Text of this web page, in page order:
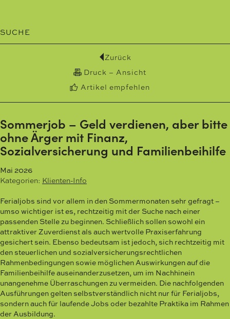
SUCHE
Zurück
Druck – Ansicht
Artikel empfehlen
Sommerjob – Geld verdienen, aber bitte
ohne Ärger mit Finanz,
Sozialversicherung und Familienbeihilfe
Mai 2026
Kategorien: Klienten-Info
Ferialjobs sind vor allem in den Sommermonaten sehr gefragt –
umso wichtiger ist es, rechtzeitig mit der Suche nach einer
passenden Stelle zu beginnen. Schließlich sollen sowohl ein
attraktiver Zuverdienst als auch wertvolle Praxiserfahrung
gesichert sein. Ebenso bedeutsam ist jedoch, sich rechtzeitig mit
den steuerlichen und sozialversicherungsrechtlichen
Rahmenbedingungen sowie möglichen Auswirkungen auf die
Familienbeihilfe auseinanderzusetzen, um im Nachhinein
unangenehme Überraschungen zu vermeiden. Die nachfolgenden
Ausführungen gelten selbstverständlich nicht nur für Ferialjobs,
sondern auch für laufende Jobs oder bezahlte Praktika im Rahmen
der Ausbildung.